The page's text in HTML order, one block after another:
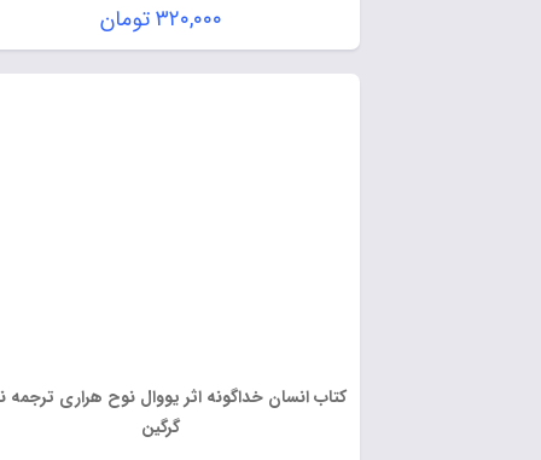
۳۲۰,۰۰۰ تومان
کتاب انسان خداگونه اثر یووال نوح هراری ترجمه نیک